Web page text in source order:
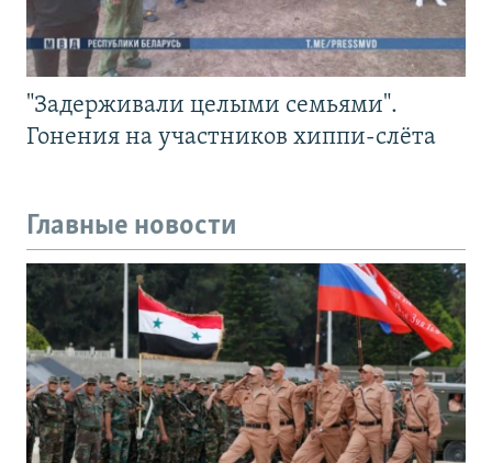
"Задерживали целыми семьями".
Гонения на участников хиппи-слёта
Главные новости